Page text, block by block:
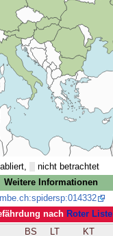
nicht betrachtet
Weitere Informationen
nach Roter Liste
BS LT KT